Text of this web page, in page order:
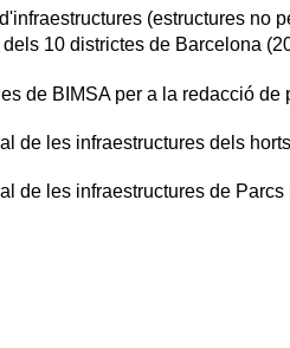
(estructures no
10 districtes de Barcelona
de BIMSA per a la redacció de
de les infraestructures dels
de les infraestructures de Parcs